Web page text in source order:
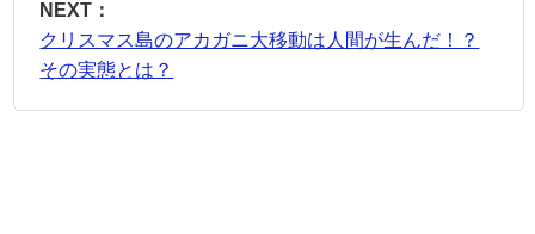
NEXT：
クリスマス島のアカガニ大移動は人間が生んだ！？
その実態とは？